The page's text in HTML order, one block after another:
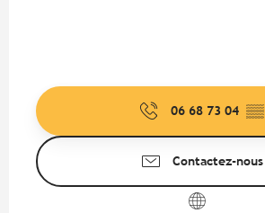
06 68 73 04 ▒▒
Contactez-nous